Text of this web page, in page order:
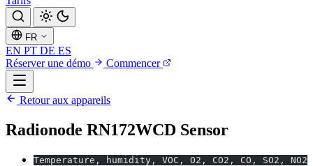
FR
EN PT DE ES
Réserver une démo
Commencer
Retour aux appareils
Radionode RN172WCD Sensor
Temperature, humidity, VOC, O2, CO2, CO, SO2,